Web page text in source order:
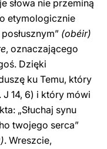
słowa nie przeminą
etymologicznie
(obéir)
, oznaczającego
Dzięki
ku Temu, który
14, 6) i który mówi
„Słuchaj synu
twojego serca”
. Wreszcie,